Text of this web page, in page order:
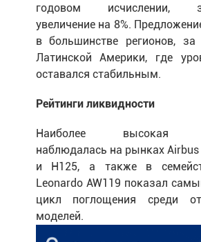
годовом исчислении,
увеличение на 8%.
в большинстве регионов, за
Латинской Америки, где
оставался стабильным.
Рейтинги ликвидности
Наиболее высокая
наблюдалась на рынках Airbus
и H125, а также в
Leonardo AW119 показал
цикл поглощения среди
моделей.